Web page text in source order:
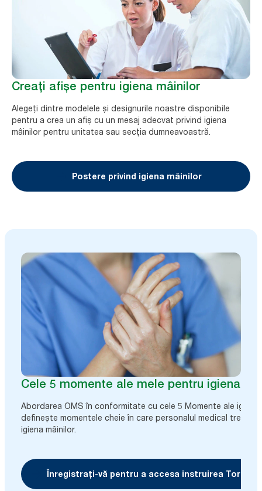
Creați afișe pentru igiena mâinilor
Alegeți dintre modelele și designurile noastre disponibile
pentru a crea un afiș cu un mesaj adecvat privind igiena
mâinilor pentru unitatea sau secția dumneavoastră.
Postere privind igiena mâinilor
Cele 5 momente ale mele pentru igiena
Abordarea OMS în conformitate cu cele 5 Momente ale igienei
definește momentele cheie în care personalul medical trebuie
igiena mâinilor.
Înregistrați-vă pentru a accesa instruirea Tork